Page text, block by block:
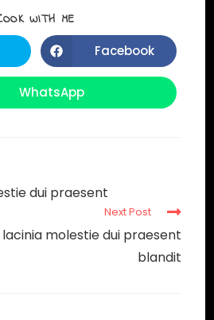
WITH ME
Facebook
WhatsApp
dui praesent
Next Post
molestie dui praesent
blandit